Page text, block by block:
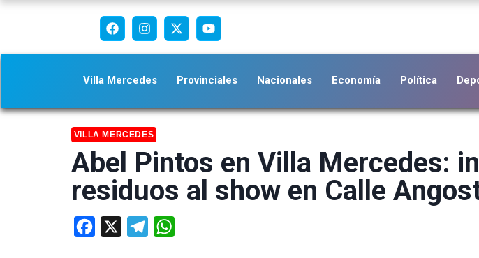
Villa Mercedes Provinciales Nacionales Economía Política
VILLA MERCEDES
Abel Pintos en Villa Mercedes:
residuos al show en Calle
Facebook Telegram